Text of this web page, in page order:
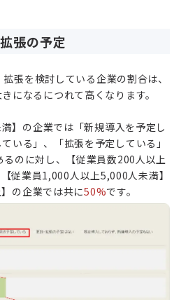
張の予定
張を検討している企業の割合は、
になるにつれて高くなります。
】の企業では「新規導入を予定し
いる」、「拡張を予定している」
るのに対し、【従業員数200人以上
従業員1,000人以上5,000人未満】
の企業では共に50%です。